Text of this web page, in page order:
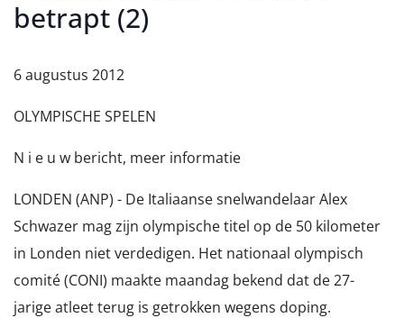
betrapt (2)
6 augustus 2012
OLYMPISCHE SPELEN
N i e u w bericht, meer informatie
LONDEN (ANP) - De Italiaanse snelwandelaar Alex
Schwazer mag zijn olympische titel op de 50 kilometer
in Londen niet verdedigen. Het nationaal olympisch
comité (CONI) maakte maandag bekend dat de 27-
jarige atleet terug is getrokken wegens doping.